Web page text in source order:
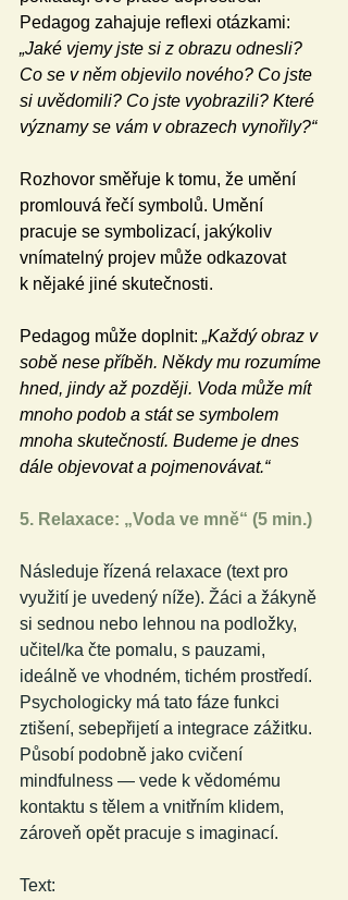
Pedagog zahajuje reflexi otázkami:
„Jaké vjemy jste si z obrazu odnesli?
Co se v něm objevilo nového? Co jste
si uvědomili? Co jste vyobrazili? Které
významy se vám v obrazech vynořily?“
Rozhovor směřuje k tomu, že umění
promlouvá řečí symbolů. Umění
pracuje se symbolizací, jakýkoliv
vnímatelný projev může odkazovat
k nějaké jiné skutečnosti.
Pedagog může doplnit: „Každý obraz v
sobě nese příběh. Někdy mu rozumíme
hned, jindy až později. Voda může mít
mnoho podob a stát se symbolem
mnoha skutečností. Budeme je dnes
dále objevovat a pojmenovávat.“
5. Relaxace: „Voda ve mně“ (5 min.)
Následuje řízená relaxace (text pro
využití je uvedený níže). Žáci a žákyně
si sednou nebo lehnou na podložky,
učitel/ka čte pomalu, s pauzami,
ideálně ve vhodném, tichém prostředí.
Psychologicky má tato fáze funkci
ztišení, sebepřijetí a integrace zážitku.
Působí podobně jako cvičení
mindfulness — vede k vědomému
kontaktu s tělem a vnitřním klidem,
zároveň opět pracuje s imaginací.
Text: